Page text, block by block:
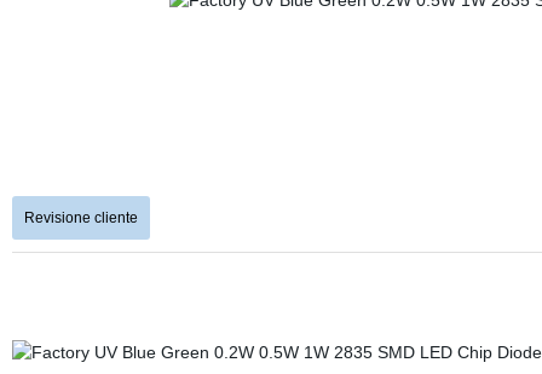
Revisione cliente